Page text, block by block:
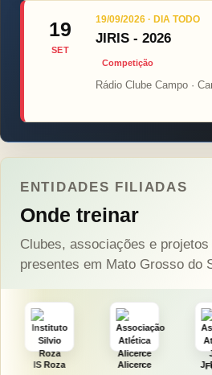
19
SET
19/09/2026 · DIA TODO
JIRIS - 2026
Competição
Rádio Clube Campo ·
ENTIDADES FILIADAS
Onde treinar
Clubes, associações e
presentes em Mato Grosso do
Alicerce J. Futuro